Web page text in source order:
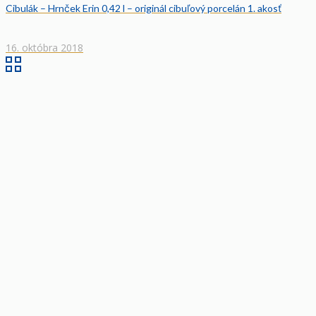
Cibulák – Hrnček Erin 0,42 l – originál cibuľový porcelán 1. akosť
16. októbra 2018